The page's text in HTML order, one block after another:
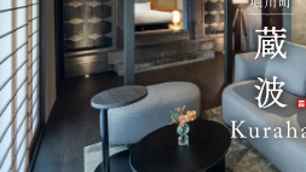
町家宿を探す 予約に関するご質問